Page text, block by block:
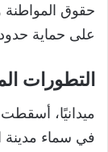
حقوق المواطنة
على حماية حدود
التطورات
ميدانيًا،
في سماء مدينة